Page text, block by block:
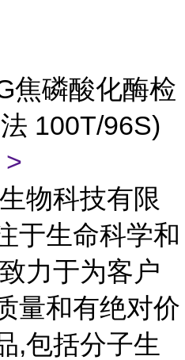
焦磷酸化酶检
100T/96S)
物科技有限
于生命科学和
力于为客户
量和有绝对价
,包括分子生